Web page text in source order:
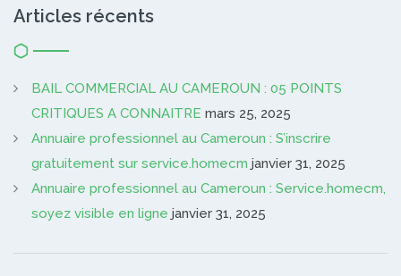
Articles récents
BAIL COMMERCIAL AU CAMEROUN : 05 POINTS
CRITIQUES A CONNAITRE mars 25, 2025
Annuaire professionnel au Cameroun : S’inscrire
gratuitement sur service.homecm janvier 31, 2025
Annuaire professionnel au Cameroun : Service.homecm,
soyez visible en ligne janvier 31, 2025